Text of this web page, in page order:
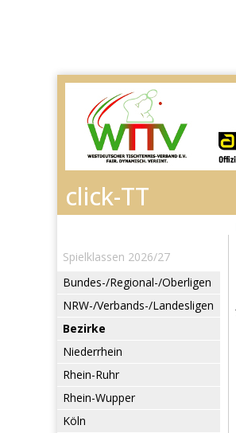
Spielklassen 2026/27
Bundes-/Regional-/Oberligen
NRW-/Verbands-/Landesligen
Bezirke
Niederrhein
Rhein-Ruhr
Rhein-Wupper
Köln